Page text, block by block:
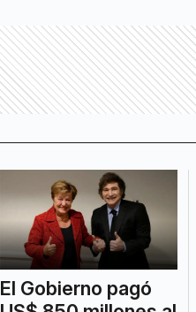
El Gobierno pagó